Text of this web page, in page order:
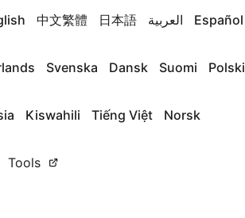
中文繁體 日本語 العربية Español
Svenska Dansk Suomi Polski
Kiswahili Tiếng Việt Norsk
Tools